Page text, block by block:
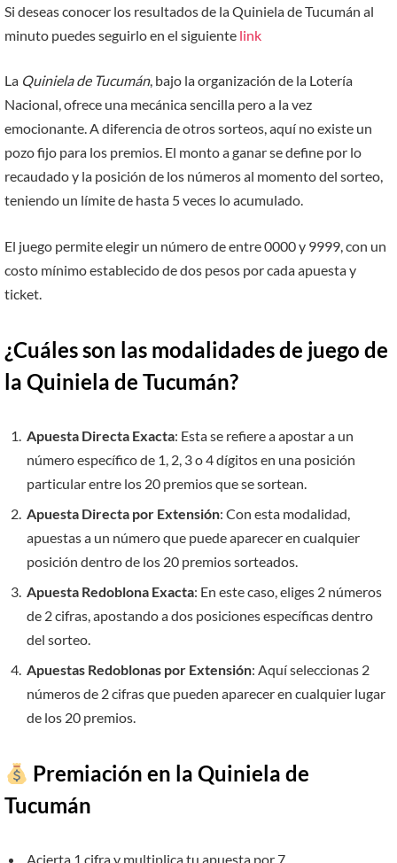
Si deseas conocer los resultados de la Quiniela de Tucumán al
minuto puedes seguirlo en el siguiente link
La Quiniela de Tucumán, bajo la organización de la Lotería
Nacional, ofrece una mecánica sencilla pero a la vez
emocionante. A diferencia de otros sorteos, aquí no existe un
pozo fijo para los premios. El monto a ganar se define por lo
recaudado y la posición de los números al momento del sorteo,
teniendo un límite de hasta 5 veces lo acumulado.
El juego permite elegir un número de entre 0000 y 9999, con un
costo mínimo establecido de dos pesos por cada apuesta y
ticket.
¿Cuáles son las modalidades de juego de
la Quiniela de Tucumán?
Apuesta Directa Exacta: Esta se refiere a apostar a un
número específico de 1, 2, 3 o 4 dígitos en una posición
particular entre los 20 premios que se sortean.
Apuesta Directa por Extensión: Con esta modalidad,
apuestas a un número que puede aparecer en cualquier
posición dentro de los 20 premios sorteados.
Apuesta Redoblona Exacta: En este caso, eliges 2 números
de 2 cifras, apostando a dos posiciones específicas dentro
del sorteo.
Apuestas Redoblonas por Extensión: Aquí seleccionas 2
números de 2 cifras que pueden aparecer en cualquier lugar
de los 20 premios.
Premiación en la Quiniela de
Tucumán
Acierta 1 cifra y multiplica tu apuesta por 7.